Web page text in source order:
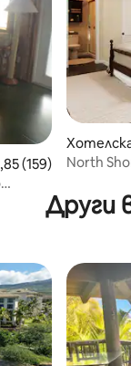
оценка: 4,85
(159)
North
Други